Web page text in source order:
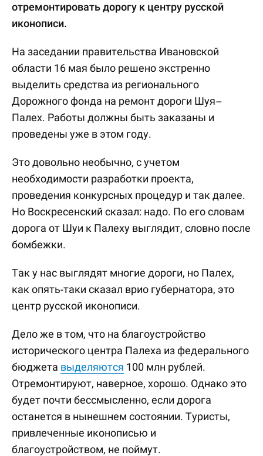
отремонтировать дорогу к центру русской
иконописи.
На заседании правительства Ивановской
области 16 мая было решено экстренно
выделить средства из регионального
Дорожного фонда на ремонт дороги Шуя–
Палех. Работы должны быть заказаны и
проведены уже в этом году.
Это довольно необычно, с учетом
необходимости разработки проекта,
проведения конкурсных процедур и так далее.
Но Воскресенский сказал: надо. По его словам
дорога от Шуи к Палеху выглядит, словно после
бомбежки.
Так у нас выглядят многие дороги, но Палех,
как опять-таки сказал врио губернатора, это
центр русской иконописи.
Дело же в том, что на благоустройство
исторического центра Палеха из федерального
бюджета выделяются 100 млн рублей.
Отремонтируют, наверное, хорошо. Однако это
будет почти бессмысленно, если дорога
останется в нынешнем состоянии. Туристы,
привлеченные иконописью и
благоустройством, не поймут.